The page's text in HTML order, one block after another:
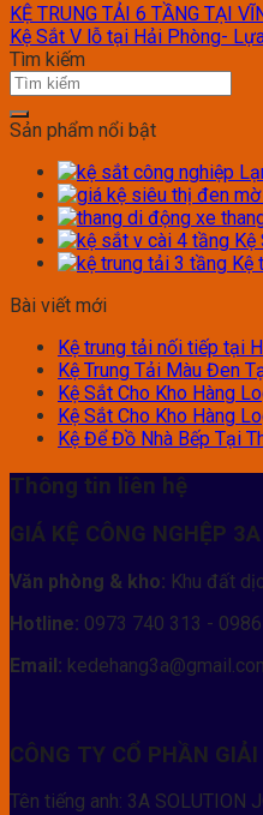
KỆ TRUNG TẢI 6 TẦNG TẠI
Kệ Sắt V lỗ tại Hải Phòng-
Tìm kiếm
Sản phẩm nổi bật
Kệ
Kệ
Bài viết mới
Kệ trung tải nối tiếp tại
Kệ Trung Tải Màu Đen
Kệ Sắt Cho Kho Hàng
Kệ Sắt Cho Kho Hàng
Kệ Để Đồ Nhà Bếp Tại
Thông tin liên hệ
GIÁ KỆ CÔNG NGHỆP
Văn phòng & kho: Khu đất
Hotline: 0973 740 313 -
Email:
CÔNG TY CỔ PHẦN
Tên tiếng anh: 3A SOLUTION